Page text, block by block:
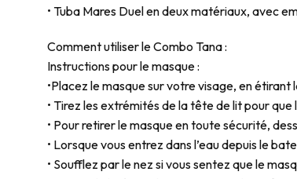
• Tuba Mares Duel en deux matériaux, avec
Comment utiliser le Combo Tana :
Instructions pour le masque :
•Placez le masque sur votre visage, en
• Tirez les extrémités de la tête de lit pour
• Pour retirer le masque en toute sécurité,
• Lorsque vous entrez dans l’eau depuis le
• Soufflez par le nez si vous sentez que le